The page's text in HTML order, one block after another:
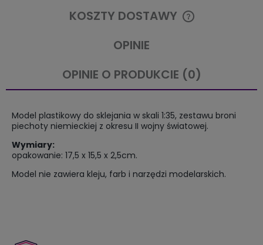
KOSZTY DOSTAWY
CENA NIE ZAWIERA EWENTUALNYCH KOSZTÓW PŁATNOŚCI
OPINIE
OPINIE O PRODUKCIE (0)
Model plastikowy do sklejania w skali 1:35, zestawu broni
piechoty niemieckiej z okresu II wojny światowej.
Wymiary:
opakowanie: 17,5 x 15,5 x 2,5cm.
Model nie zawiera kleju, farb i narzędzi modelarskich.